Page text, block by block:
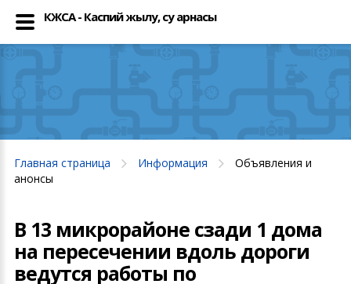
Главная страница Информация
Объявления и
анонсы
В 13 микрорайоне сзади 1 дома
на пересечении вдоль дороги
ведутся работы по
КЖСА - Каспий жылу, су арнасы